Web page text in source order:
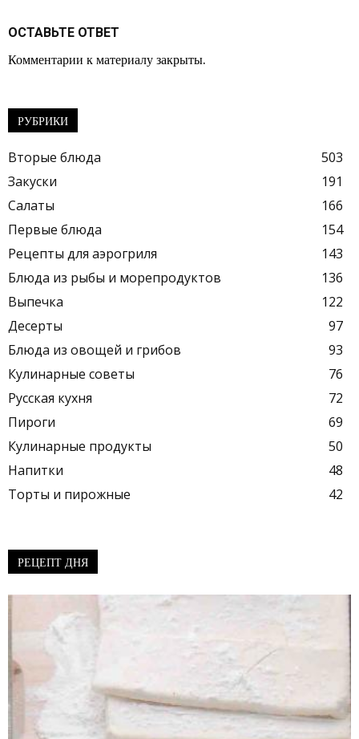
ОСТАВЬТЕ ОТВЕТ
Комментарии к материалу закрыты.
РУБРИКИ
Вторые блюда
503
Закуски
191
Салаты
166
Первые блюда
154
Рецепты для аэрогриля
143
Блюда из рыбы и морепродуктов
136
Выпечка
122
Десерты
97
Блюда из овощей и грибов
93
Кулинарные советы
76
Русская кухня
72
Пироги
69
Кулинарные продукты
50
Напитки
48
Торты и пирожные
42
РЕЦЕПТ ДНЯ